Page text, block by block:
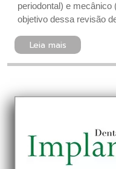
periodontal) e
objetivo dessa revisão
Leia mais